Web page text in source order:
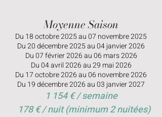
Moyenne Saison
Du 18 octobre 2025 au 07 novembre 2025
Du 20 décembre 2025 au 04 janvier 2026
Du 07 février 2026 au 06 mars 2026
Du 04 avril 2026 au 29 mai 2026
Du 17 octobre 2026 au 06 novembre 2026
Du 19 décembre 2026 au 03 janvier 2027
1 154 € / semaine
178 € / nuit (minimum 2 nuitées)